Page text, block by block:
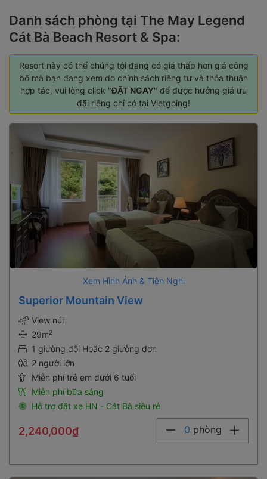
Danh sách phòng tại The May Legend
Cát Bà Beach Resort & Spa:
Resort này có thể chúng tôi đang có giá thấp hơn giá công
bố mà bạn đang xem do chính sách riêng tư và thỏa thuận
hợp tác, vui lòng click "ĐẶT NGAY" để được hưởng giá ưu
đãi riêng chỉ có tại Vietgoing!
Xem Hình Ảnh & Tiện Nghi
Superior Mountain View
View núi
29m2
1 giường đôi Hoặc 2 giường đơn
2 người lớn
Miễn phí trẻ em dưới 6 tuổi
Miễn phí bữa sáng
Hỗ trợ đặt xe HN - Cát Bà siêu rẻ
2,240,000₫ 0 phòng